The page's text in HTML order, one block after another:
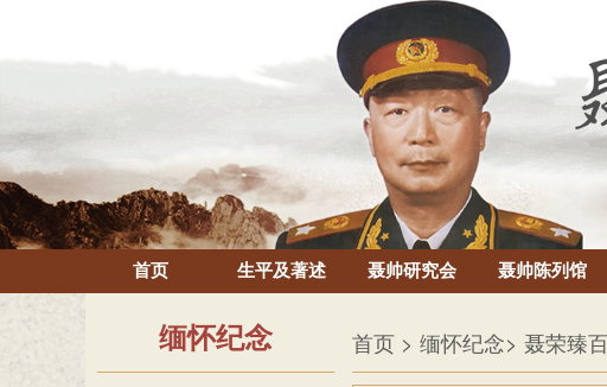
首页 生平及著述 聂帅研究会 聂帅陈列馆
缅怀纪念 首页 > 缅怀纪念> 聂荣臻